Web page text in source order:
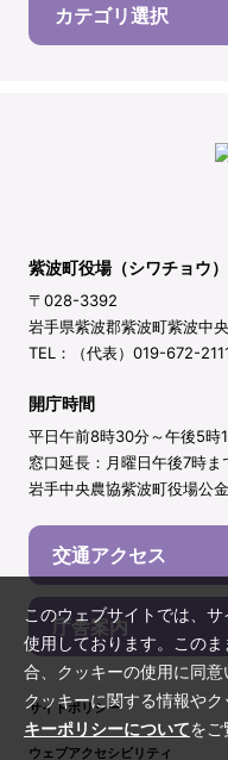
カテゴリ選択
紫波町役場（シワチョウ）
〒028-3392
岩手県紫波郡紫波町紫波中
TEL：（代表）019-672-
開庁時間
平日午前8時30分～午後5時
窓口延長：月曜日午後7時ま
岩手中央農協紫波町役場公
交通アクセス
庁舎案内
サイトポリシー
ウェブアクセシビリティ
このウェブサイトでは、
使用しております。この
合、クッキーの使用に同意
クッキーに関する情報や
キーポリシーについてをご